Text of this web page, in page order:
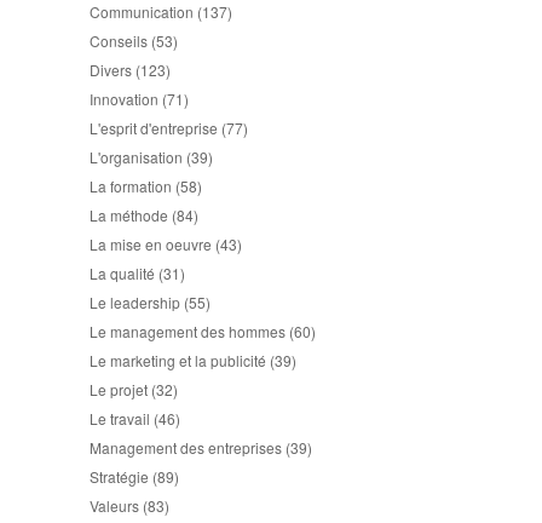
Communication (137)
Conseils (53)
Divers (123)
Innovation (71)
L'esprit d'entreprise (77)
L'organisation (39)
La formation (58)
La méthode (84)
La mise en oeuvre (43)
La qualité (31)
Le leadership (55)
Le management des hommes (60)
Le marketing et la publicité (39)
Le projet (32)
Le travail (46)
Management des entreprises (39)
Stratégie (89)
Valeurs (83)